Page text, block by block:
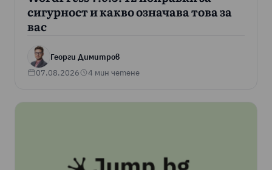
сигурност и какво означава това за
вас
Георги Димитров
07.08.2026 4 мин четене